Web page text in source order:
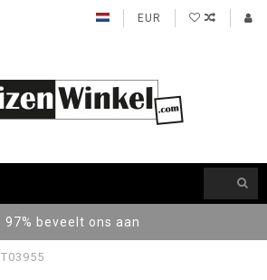
EUR
97% beveelt ons aan
T03955